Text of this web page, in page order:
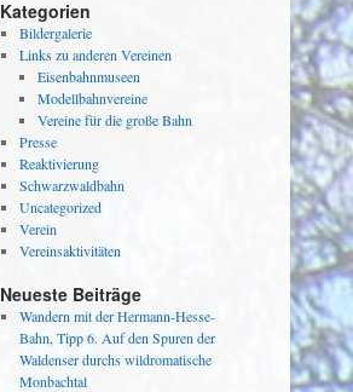
Kategorien
Bildergalerie
Links zu anderen Vereinen
Eisenbahnmuseen
Modellbahnvereine
Vereine für die große Bahn
Presse
Reaktivierung
Schwarzwaldbahn
Uncategorized
Verein
Vereinsaktivitäten
Neueste Beiträge
Wandern mit der Hermann-Hesse-
Bahn, Tipp 6. Auf den Spuren der
Waldenser durchs wildromatische
Monbachtal